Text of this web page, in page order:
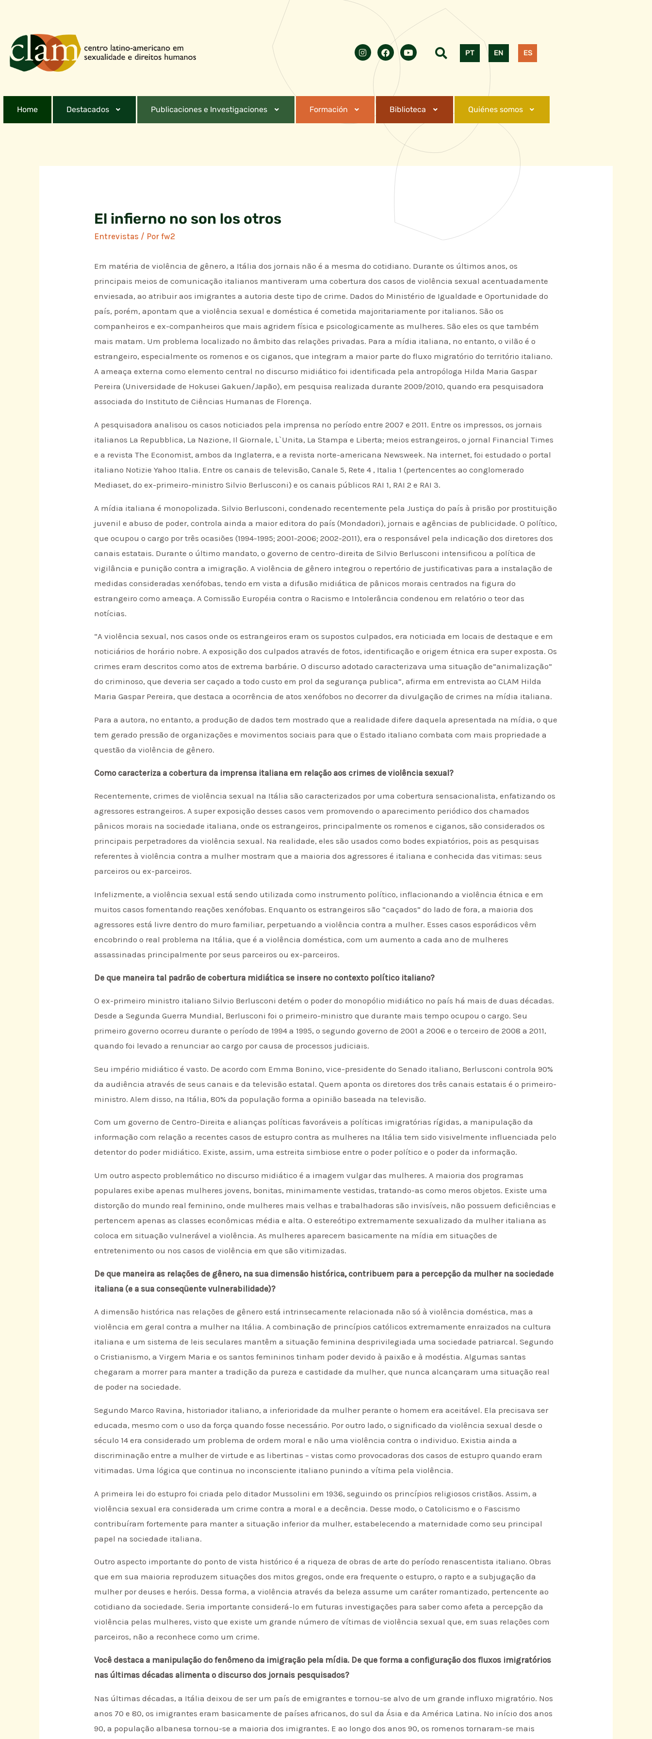
PT EN ES
Home Destacados Publicaciones e Investigaciones Formación Biblioteca Quiénes somos
El infierno no son los otros
Entrevistas / Porfw2
Em matéria de violência de gênero, a Itália dos jornais não é a mesma do cotidiano. Durante os últimos anos, os
principais meios de comunicação italianos mantiveram uma cobertura dos casos de violência sexual acentuadamente
enviesada, ao atribuir aos imigrantes a autoria deste tipo de crime. Dados do Ministério de Igualdade e Oportunidade do
país, porém, apontam que a violência sexual e doméstica é cometida majoritariamente por italianos. São os
companheiros e ex-companheiros que mais agridem física e psicologicamente as mulheres. São eles os que também
mais matam. Um problema localizado no âmbito das relações privadas. Para a mídia italiana, no entanto, o vilão é o
estrangeiro, especialmente os romenos e os ciganos, que integram a maior parte do fluxo migratório do território italiano.
A ameaça externa como elemento central no discurso midiático foi identificada pela antropóloga Hilda Maria Gaspar
Pereira (Universidade de Hokusei Gakuen/Japão), em pesquisa realizada durante 2009/2010, quando era pesquisadora
associada do Instituto de Ciências Humanas de Florença.
A pesquisadora analisou os casos noticiados pela imprensa no período entre 2007 e 2011. Entre os impressos, os jornais
italianos La Repubblica, La Nazione, Il Giornale, L`Unita, La Stampa e Liberta; meios estrangeiros, o jornal Financial Times
e a revista The Economist, ambos da Inglaterra, e a revista norte-americana Newsweek. Na internet, foi estudado o portal
italiano Notizie Yahoo Italia. Entre os canais de televisão, Canale 5, Rete 4 , Italia 1 (pertencentes ao conglomerado
Mediaset, do ex-primeiro-ministro Silvio Berlusconi) e os canais públicos RAI 1, RAI 2 e RAI 3.
A mídia italiana é monopolizada. Silvio Berlusconi, condenado recentemente pela Justiça do país à prisão por prostituição
juvenil e abuso de poder, controla ainda a maior editora do país (Mondadori), jornais e agências de publicidade. O político,
que ocupou o cargo por três ocasiões (1994-1995; 2001-2006; 2002-2011), era o responsável pela indicação dos diretores dos
canais estatais. Durante o último mandato, o governo de centro-direita de Silvio Berlusconi intensificou a política de
vigilância e punição contra a imigração. A violência de gênero integrou o repertório de justificativas para a instalação de
medidas consideradas xenófobas, tendo em vista a difusão midiática de pânicos morais centrados na figura do
estrangeiro como ameaça. A Comissão Européia contra o Racismo e Intolerância condenou em relatório o teor das
notícias.
“A violência sexual, nos casos onde os estrangeiros eram os supostos culpados, era noticiada em locais de destaque e em
noticiários de horário nobre. A exposição dos culpados através de fotos, identificação e origem étnica era super exposta. Os
crimes eram descritos como atos de extrema barbárie. O discurso adotado caracterizava uma situação de”animalização”
do criminoso, que deveria ser caçado a todo custo em prol da segurança publica”, afirma em entrevista ao CLAM Hilda
Maria Gaspar Pereira, que destaca a ocorrência de atos xenófobos no decorrer da divulgação de crimes na mídia italiana.
Para a autora, no entanto, a produção de dados tem mostrado que a realidade difere daquela apresentada na mídia, o que
tem gerado pressão de organizações e movimentos sociais para que o Estado italiano combata com mais propriedade a
questão da violência de gênero.
Como caracteriza a cobertura da imprensa italiana em relação aos crimes de violência sexual?
Recentemente, crimes de violência sexual na Itália são caracterizados por uma cobertura sensacionalista, enfatizando os
agressores estrangeiros. A super exposição desses casos vem promovendo o aparecimento periódico dos chamados
pânicos morais na sociedade italiana, onde os estrangeiros, principalmente os romenos e ciganos, são considerados os
principais perpetradores da violência sexual. Na realidade, eles são usados como bodes expiatórios, pois as pesquisas
referentes à violência contra a mulher mostram que a maioria dos agressores é italiana e conhecida das vitimas: seus
parceiros ou ex-parceiros.
Infelizmente, a violência sexual está sendo utilizada como instrumento político, inflacionando a violência étnica e em
muitos casos fomentando reações xenófobas. Enquanto os estrangeiros são “caçados” do lado de fora, a maioria dos
agressores está livre dentro do muro familiar, perpetuando a violência contra a mulher. Esses casos esporádicos vêm
encobrindo o real problema na Itália, que é a violência doméstica, com um aumento a cada ano de mulheres
assassinadas principalmente por seus parceiros ou ex-parceiros.
De que maneira tal padrão de cobertura midiática se insere no contexto político italiano?
O ex-primeiro ministro italiano Silvio Berlusconi detém o poder do monopólio midiático no país há mais de duas décadas.
Desde a Segunda Guerra Mundial, Berlusconi foi o primeiro-ministro que durante mais tempo ocupou o cargo. Seu
primeiro governo ocorreu durante o período de 1994 a 1995, o segundo governo de 2001 a 2006 e o terceiro de 2008 a 2011,
quando foi levado a renunciar ao cargo por causa de processos judiciais.
Seu império midiático é vasto. De acordo com Emma Bonino, vice-presidente do Senado italiano, Berlusconi controla 90%
da audiência através de seus canais e da televisão estatal. Quem aponta os diretores dos três canais estatais é o primeiro-
ministro. Alem disso, na Itália, 80% da população forma a opinião baseada na televisão.
Com um governo de Centro-Direita e alianças políticas favoráveis a políticas imigratórias rígidas, a manipulação da
informação com relação a recentes casos de estupro contra as mulheres na Itália tem sido visivelmente influenciada pelo
detentor do poder midiático. Existe, assim, uma estreita simbiose entre o poder político e o poder da informação.
Um outro aspecto problemático no discurso midiático é a imagem vulgar das mulheres. A maioria dos programas
populares exibe apenas mulheres jovens, bonitas, minimamente vestidas, tratando-as como meros objetos. Existe uma
distorção do mundo real feminino, onde mulheres mais velhas e trabalhadoras são invisíveis, não possuem deficiências e
pertencem apenas as classes econômicas média e alta. O estereótipo extremamente sexualizado da mulher italiana as
coloca em situação vulnerável a violência. As mulheres aparecem basicamente na mídia em situações de
entretenimento ou nos casos de violência em que são vitimizadas.
De que maneira as relações de gênero, na sua dimensão histórica, contribuem para a percepção da mulher na sociedade
italiana (e a sua conseqüente vulnerabilidade)?
A dimensão histórica nas relações de gênero está intrinsecamente relacionada não só à violência doméstica, mas a
violência em geral contra a mulher na Itália. A combinação de princípios católicos extremamente enraizados na cultura
italiana e um sistema de leis seculares mantêm a situação feminina desprivilegiada uma sociedade patriarcal. Segundo
o Cristianismo, a Virgem Maria e os santos femininos tinham poder devido à paixão e à modéstia. Algumas santas
chegaram a morrer para manter a tradição da pureza e castidade da mulher, que nunca alcançaram uma situação real
de poder na sociedade.
Segundo Marco Ravina, historiador italiano, a inferioridade da mulher perante o homem era aceitável. Ela precisava ser
educada, mesmo com o uso da força quando fosse necessário. Por outro lado, o significado da violência sexual desde o
século 14 era considerado um problema de ordem moral e não uma violência contra o individuo. Existia ainda a
discriminação entre a mulher de virtude e as libertinas – vistas como provocadoras dos casos de estupro quando eram
vitimadas. Uma lógica que continua no inconsciente italiano punindo a vítima pela violência.
A primeira lei do estupro foi criada pelo ditador Mussolini em 1936, seguindo os princípios religiosos cristãos. Assim, a
violência sexual era considerada um crime contra a moral e a decência. Desse modo, o Catolicismo e o Fascismo
contribuíram fortemente para manter a situação inferior da mulher, estabelecendo a maternidade como seu principal
papel na sociedade italiana.
Outro aspecto importante do ponto de vista histórico é a riqueza de obras de arte do período renascentista italiano. Obras
que em sua maioria reproduzem situações dos mitos gregos, onde era frequente o estupro, o rapto e a subjugação da
mulher por deuses e heróis. Dessa forma, a violência através da beleza assume um caráter romantizado, pertencente ao
cotidiano da sociedade. Seria importante considerá-lo em futuras investigações para saber como afeta a percepção da
violência pelas mulheres, visto que existe um grande número de vítimas de violência sexual que, em suas relações com
parceiros, não a reconhece como um crime.
Você destaca a manipulação do fenômeno da imigração pela mídia. De que forma a configuração dos fluxos imigratórios
nas últimas décadas alimenta o discurso dos jornais pesquisados?
Nas últimas décadas, a Itália deixou de ser um país de emigrantes e tornou-se alvo de um grande influxo migratório. Nos
anos 70 e 80, os imigrantes eram basicamente de países africanos, do sul da Ásia e da América Latina. No início dos anos
90, a população albanesa tornou-se a maioria dos imigrantes. E ao longo dos anos 90, os romenos tornaram-se mais